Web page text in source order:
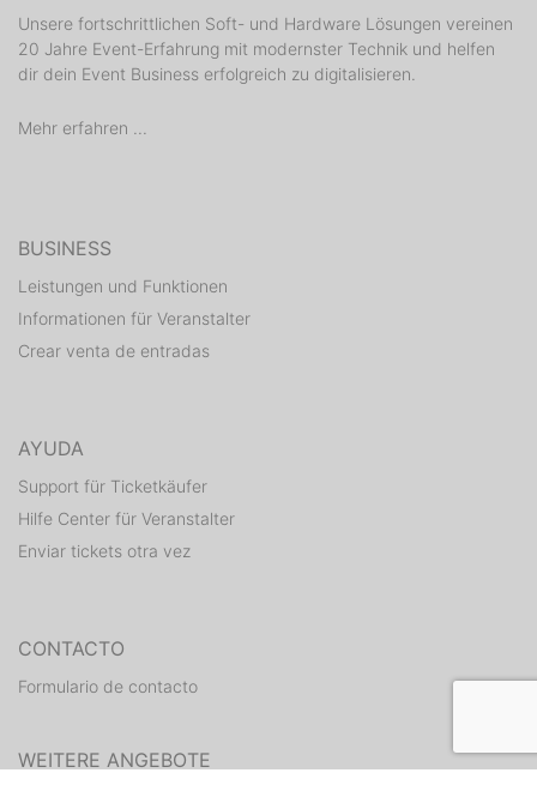
Unsere fortschrittlichen Soft- und Hardware Lösungen vereinen
20 Jahre Event-Erfahrung mit modernster Technik und helfen
dir dein Event Business erfolgreich zu digitalisieren.
Mehr erfahren ...
BUSINESS
Leistungen und Funktionen
Informationen für Veranstalter
Crear venta de entradas
AYUDA
Support für Ticketkäufer
Hilfe Center für Veranstalter
Enviar tickets otra vez
CONTACTO
Formulario de contacto
WEITERE ANGEBOTE